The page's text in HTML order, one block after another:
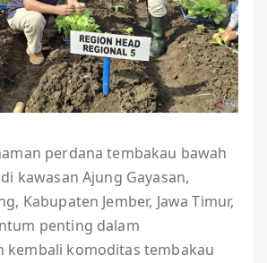
perdana tembakau bawah
kawasan Ajung Gayasan,
Kabupaten Jember, Jawa Timur,
penting dalam
kembali komoditas tembakau